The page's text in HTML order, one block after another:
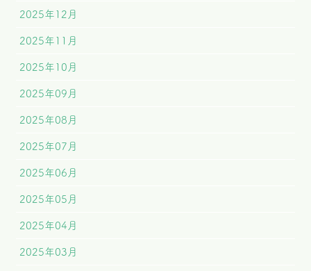
2025年12月
2025年11月
2025年10月
2025年09月
2025年08月
2025年07月
2025年06月
2025年05月
2025年04月
2025年03月